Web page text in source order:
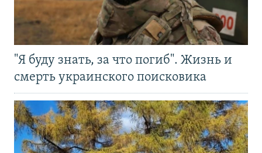
"Я буду знать, за что погиб". Жизнь и
смерть украинского поисковика